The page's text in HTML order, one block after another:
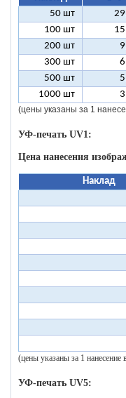
50 шт
100 шт
200 шт
300 шт
500 шт
1000 шт
(цены указаны за 1
УФ-печать UV1:
Цена нанесения
Наклад
(цены указаны за 1
УФ-печать UV5: